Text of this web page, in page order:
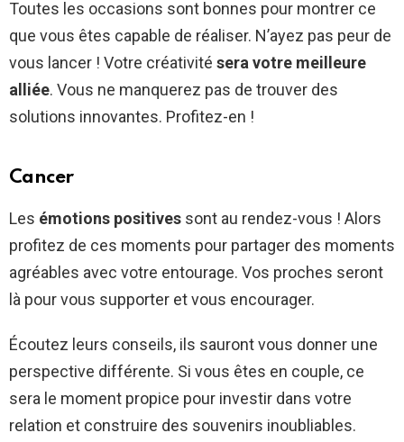
Toutes les occasions sont bonnes pour montrer ce
que vous êtes capable de réaliser. N’ayez pas peur de
vous lancer ! Votre créativité sera votre meilleure
alliée. Vous ne manquerez pas de trouver des
solutions innovantes. Profitez-en !
Cancer
Les émotions positives sont au rendez-vous ! Alors
profitez de ces moments pour partager des moments
agréables avec votre entourage. Vos proches seront
là pour vous supporter et vous encourager.
Écoutez leurs conseils, ils sauront vous donner une
perspective différente. Si vous êtes en couple, ce
sera le moment propice pour investir dans votre
relation et construire des souvenirs inoubliables.